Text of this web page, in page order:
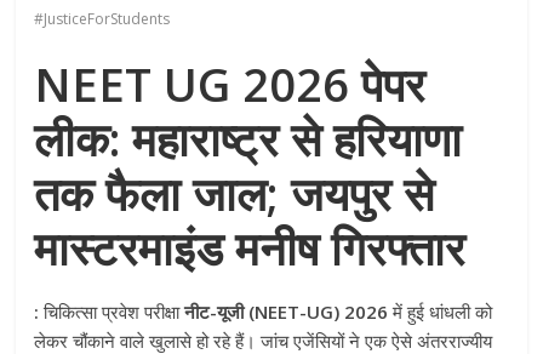
#JusticeForStudents
NEET UG 2026 पेपर
लीक: महाराष्ट्र से हरियाणा
तक फैला जाल; जयपुर से
मास्टरमाइंड मनीष गिरफ्तार
: चिकित्सा प्रवेश परीक्षानीट-यूजी (NEET-UG) 2026 में हुई धांधली को
लेकर चौंकाने वाले खुलासे हो रहे हैं। जांच एजेंसियों ने एक ऐसे अंतरराज्यीय